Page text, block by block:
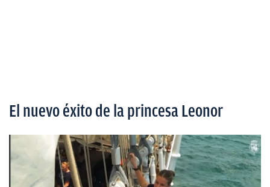
El nuevo éxito de la princesa Leonor